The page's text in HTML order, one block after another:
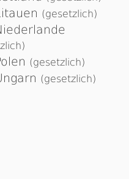
(gesetzlich)
(gesetzlich)
(gesetzlich)